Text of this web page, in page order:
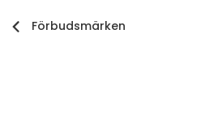
Förbudsmärken